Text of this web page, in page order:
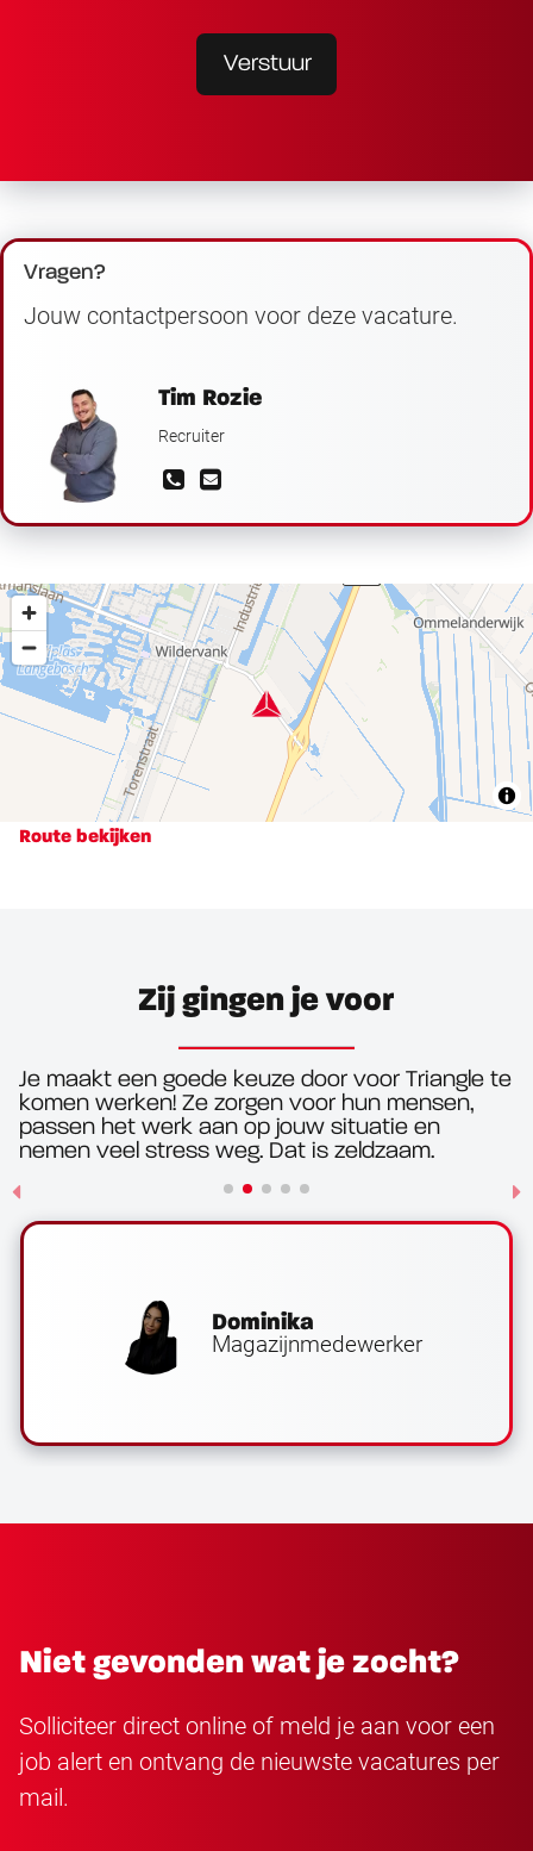
Verstuur
Vragen?
Jouw contactpersoon voor deze vacature.
Tim Rozie
Recruiter
Route bekijken
Zij gingen je voor
Je maakt een goede keuze door voor Triangle te
komen werken! Ze zorgen voor hun mensen,
passen het werk aan op jouw situatie en
nemen veel stress weg. Dat is zeldzaam.
Dominika
Magazijnmedewerker
Niet gevonden wat je zocht?
Solliciteer direct online of meld je aan voor een
job alert en ontvang de nieuwste vacatures per
mail.